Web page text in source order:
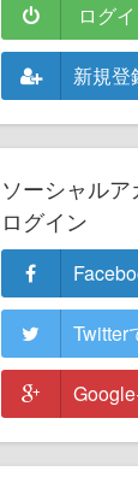
ログ
新規登
ソーシャル
ログイン
Twitter